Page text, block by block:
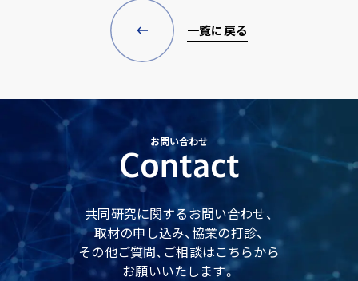
一覧に戻る
お問い合わせ
Contact
共同研究に関するお問い合わせ、
取材の申し込み、協業の打診、
その他ご質問、ご相談はこちらから
お願いいたします。